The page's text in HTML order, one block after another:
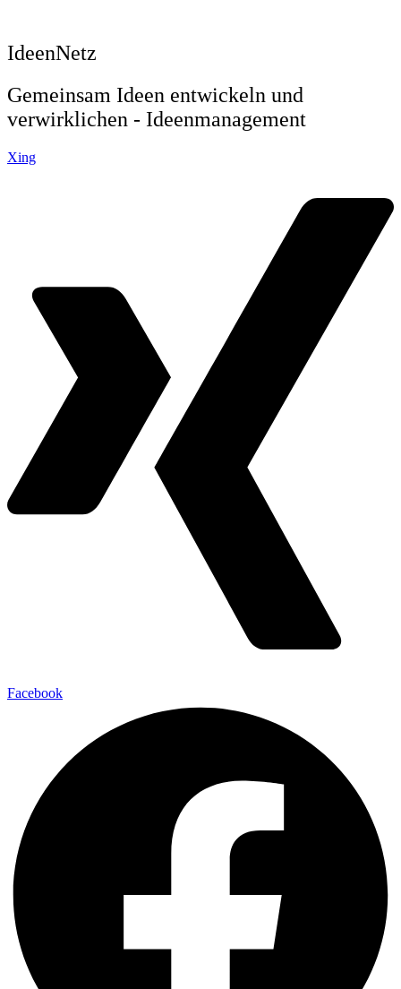
IdeenNetz
Gemeinsam Ideen entwickeln und
verwirklichen - Ideenmanagement
Xing
Facebook